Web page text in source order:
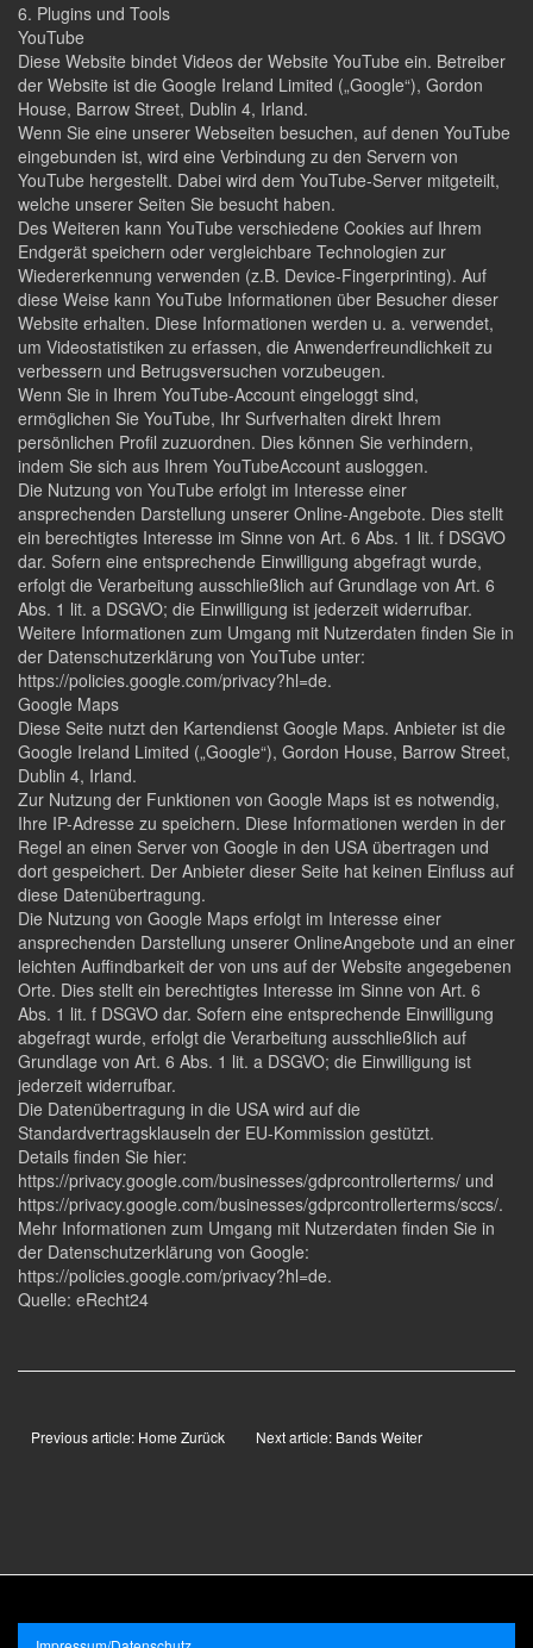
6. Plugins und Tools
YouTube
Diese Website bindet Videos der Website YouTube ein. Betreiber
der Website ist die Google Ireland Limited („Google“), Gordon
House, Barrow Street, Dublin 4, Irland.
Wenn Sie eine unserer Webseiten besuchen, auf denen YouTube
eingebunden ist, wird eine Verbindung zu den Servern von
YouTube hergestellt. Dabei wird dem YouTube-Server mitgeteilt,
welche unserer Seiten Sie besucht haben.
Des Weiteren kann YouTube verschiedene Cookies auf Ihrem
Endgerät speichern oder vergleichbare Technologien zur
Wiedererkennung verwenden (z.B. Device-Fingerprinting). Auf
diese Weise kann YouTube Informationen über Besucher dieser
Website erhalten. Diese Informationen werden u. a. verwendet,
um Videostatistiken zu erfassen, die Anwenderfreundlichkeit zu
verbessern und Betrugsversuchen vorzubeugen.
Wenn Sie in Ihrem YouTube-Account eingeloggt sind,
ermöglichen Sie YouTube, Ihr Surfverhalten direkt Ihrem
persönlichen Profil zuzuordnen. Dies können Sie verhindern,
indem Sie sich aus Ihrem YouTubeAccount ausloggen.
Die Nutzung von YouTube erfolgt im Interesse einer
ansprechenden Darstellung unserer Online-Angebote. Dies stellt
ein berechtigtes Interesse im Sinne von Art. 6 Abs. 1 lit. f DSGVO
dar. Sofern eine entsprechende Einwilligung abgefragt wurde,
erfolgt die Verarbeitung ausschließlich auf Grundlage von Art. 6
Abs. 1 lit. a DSGVO; die Einwilligung ist jederzeit widerrufbar.
Weitere Informationen zum Umgang mit Nutzerdaten finden Sie in
der Datenschutzerklärung von YouTube unter:
https://policies.google.com/privacy?hl=de.
Google Maps
Diese Seite nutzt den Kartendienst Google Maps. Anbieter ist die
Google Ireland Limited („Google“), Gordon House, Barrow Street,
Dublin 4, Irland.
Zur Nutzung der Funktionen von Google Maps ist es notwendig,
Ihre IP-Adresse zu speichern. Diese Informationen werden in der
Regel an einen Server von Google in den USA übertragen und
dort gespeichert. Der Anbieter dieser Seite hat keinen Einfluss auf
diese Datenübertragung.
Die Nutzung von Google Maps erfolgt im Interesse einer
ansprechenden Darstellung unserer OnlineAngebote und an einer
leichten Auffindbarkeit der von uns auf der Website angegebenen
Orte. Dies stellt ein berechtigtes Interesse im Sinne von Art. 6
Abs. 1 lit. f DSGVO dar. Sofern eine entsprechende Einwilligung
abgefragt wurde, erfolgt die Verarbeitung ausschließlich auf
Grundlage von Art. 6 Abs. 1 lit. a DSGVO; die Einwilligung ist
jederzeit widerrufbar.
Die Datenübertragung in die USA wird auf die
Standardvertragsklauseln der EU-Kommission gestützt.
Details finden Sie hier:
https://privacy.google.com/businesses/gdprcontrollerterms/ und
https://privacy.google.com/businesses/gdprcontrollerterms/sccs/.
Mehr Informationen zum Umgang mit Nutzerdaten finden Sie in
der Datenschutzerklärung von Google:
https://policies.google.com/privacy?hl=de.
Quelle: eRecht24
Previous article: Home Zurück Next article: BandsWeiter